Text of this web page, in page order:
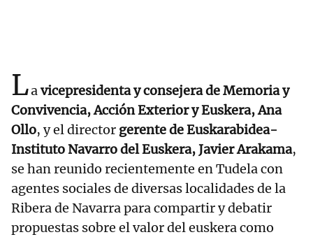
Lavicepresidenta y consejera de Memoria y
Convivencia, Acción Exterior y Euskera, Ana
Ollo, y el director gerente de Euskarabidea-
Instituto Navarro del Euskera, Javier Arakama,
se han reunido recientemente en Tudela con
agentes sociales de diversas localidades de la
Ribera de Navarra para compartir y debatir
propuestas sobre el valor del euskera como